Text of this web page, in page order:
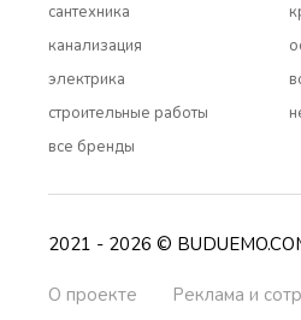
сантехника
канализация
электрика
строительные работы
все бренды
2021 - 2026 ©
О проекте
Реклама и